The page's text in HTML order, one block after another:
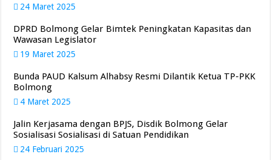
24 Maret 2025
DPRD Bolmong Gelar Bimtek Peningkatan Kapasitas dan
Wawasan Legislator
19 Maret 2025
Bunda PAUD Kalsum Alhabsy Resmi Dilantik Ketua TP-PKK
Bolmong
4 Maret 2025
Jalin Kerjasama dengan BPJS, Disdik Bolmong Gelar
Sosialisasi Sosialisasi di Satuan Pendidikan
24 Februari 2025